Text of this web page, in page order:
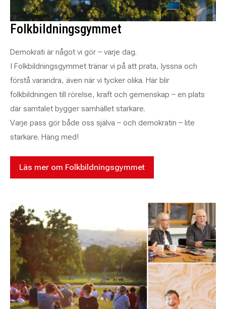
Folkbildningsgymmet
Demokrati är något vi gör – varje dag.
I Folkbildningsgymmet tränar vi på att prata, lyssna och
förstå varandra, även när vi tycker olika. Här blir
folkbildningen till rörelse, kraft och gemenskap – en plats
där samtalet bygger samhället starkare.
Varje pass gör både oss själva – och demokratin – lite
starkare. Häng med!
Läs mer om Folkbildningsgymmet